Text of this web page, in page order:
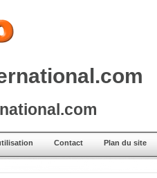
Contact Plan du site